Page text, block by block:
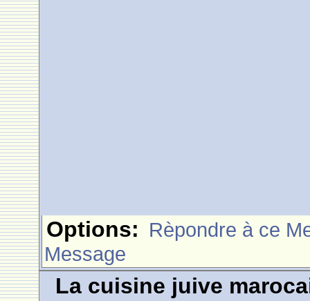
Options: Rèpondre à ce
Message
La cuisine juive